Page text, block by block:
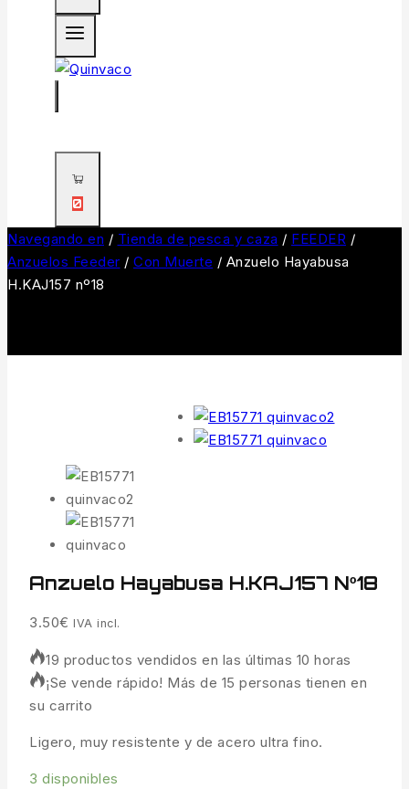
0
Navegando en / Tienda de pesca y caza / FEEDER /
Anzuelos Feeder / Con Muerte / Anzuelo Hayabusa
H.KAJ157 nº18
Anzuelo Hayabusa H.KAJ157 Nº18
3.50€ IVA incl.
19 productos vendidos en las últimas 10 horas
¡Se vende rápido! Más de 15 personas tienen en
su carrito
Ligero, muy resistente y de acero ultra fino.
3 disponibles